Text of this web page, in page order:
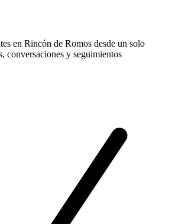
en Rincón de Romos desde un solo
conversaciones y seguimientos